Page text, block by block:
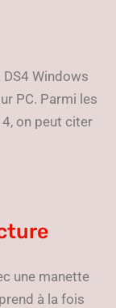
Windows
PC. Parmi les
on peut citer
une manette
prend à la fois